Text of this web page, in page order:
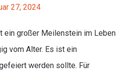
27, 2024
ein großer Meilenstein im Leben
vom Alter. Es ist ein
werden sollte. Für